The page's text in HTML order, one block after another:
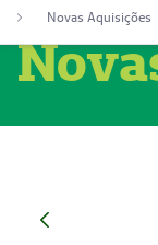
Novas Aquisições